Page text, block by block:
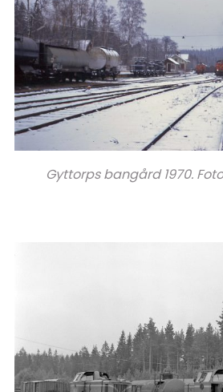
Gyttorps bangård 1970.